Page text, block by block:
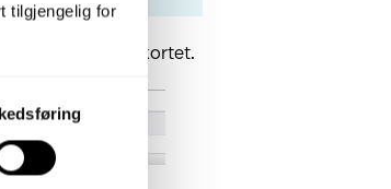
tilgjengelig for
på kundekortet.